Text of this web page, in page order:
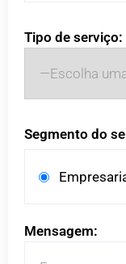
Tipo de serviço:
Segmento do
Mensagem: